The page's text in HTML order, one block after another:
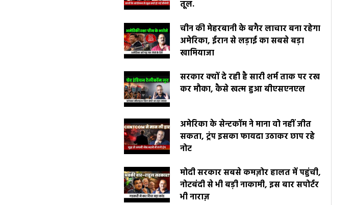
तूल.
चीन की मेहरबानी के बगैर लाचार बना रहेगा
अमेरिका, ईरान से लड़ाई का सबसे बड़ा
खामियाजा
सरकार क्यों दे रही है सारी शर्म ताक पर रख
कर मौका, कैसे खत्म हुआ बीएसएनएल
अमेरिका के सेन्टकॉम ने माना वो नहीं जीत
सकता, ट्रंप इसका फायदा उठाकर छाप रहे
नोट
मोदी सरकार सबसे कमज़ोर हालत में पहुंची,
नोटबंदी से भी बड़ी नाकामी, इस बार सपोर्टर
भी नाराज़